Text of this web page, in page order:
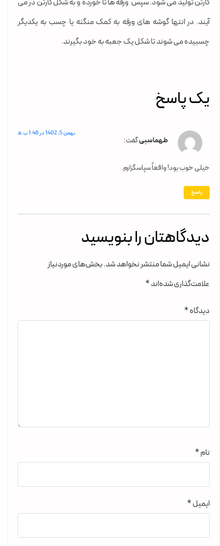
آیند. در انتها گوشه های ورقه به کمک منگنه یا چسب به یکدیگر
چسبیده می شوند تا شکل یک جعبه به خود بگیرند.
یک پاسخ
طهماسبیگفت:
بهمن 5, 1402 در 1:48 ب.ظ
خیلی خوب بود! واقعاً سپاسگزارم.
پاسخ
دیدگاهتان را بنویسید
نشانی ایمیل شما منتشر نخواهد شد.بخش‌های موردنیاز
علامت‌گذاری شده‌اند*
دیدگاه*
نام*
ایمیل*